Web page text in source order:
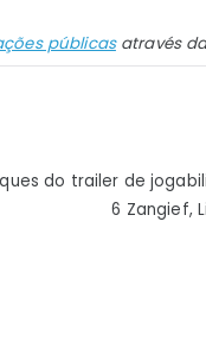
públicasatravés
do trailer de
6 Zangief,